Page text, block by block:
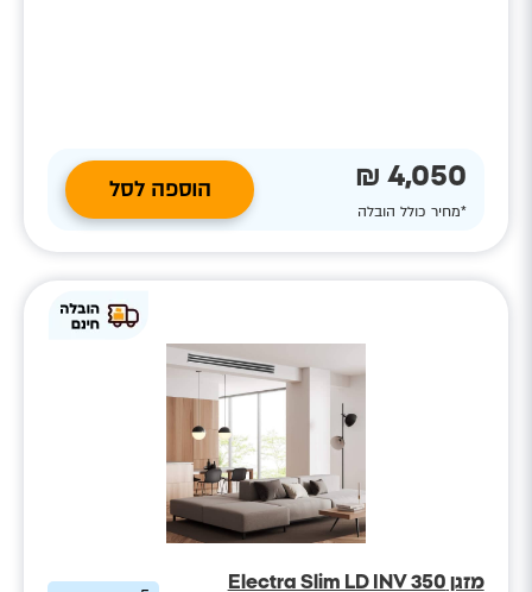
4,050 ₪
*מחיר כולל הובלה
הוספה לסל
מזגן Electra Slim LD INV 350